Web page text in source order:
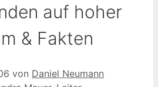
auf hoher
& Fakten
von Daniel Neumann